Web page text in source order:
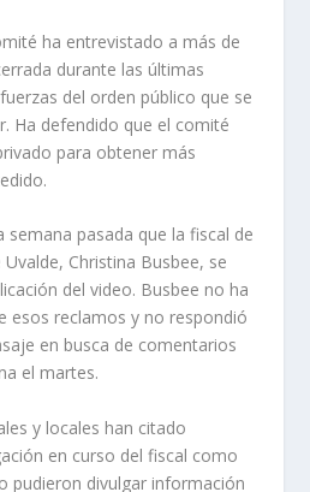
ha entrevistado a más de
durante las últimas
del orden público que se
Ha defendido que el comité
para obtener más
semana pasada que la fiscal de
Christina Busbee, se
del video. Busbee no ha
esos reclamos y no respondió
en busca de comentarios
el martes.
y locales han citado
en curso del fiscal como
pudieron divulgar información